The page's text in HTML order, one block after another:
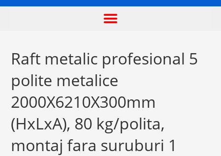
Raft metalic profesional 5
polite metalice
2000X6210X300mm
(HxLxA), 80 kg/polita,
montaj fara suruburi 1